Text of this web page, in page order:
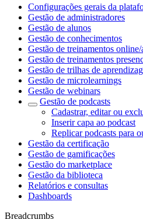
Configurações gerais da
Gestão de administradores
Gestão de alunos
Gestão de conhecimentos
Gestão de treinamentos
Gestão de treinamentos
Gestão de trilhas de
Gestão de microlearnings
Gestão de webinars
Gestão de podcasts
Cadastrar, editar ou
Inserir capa ao podcast
Replicar podcasts para
Gestão da certificação
Gestão de gamificações
Gestão do marketplace
Gestão da biblioteca
Relatórios e consultas
Dashboards
Breadcrumbs